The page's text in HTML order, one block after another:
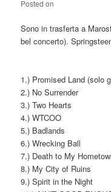
Posted on
Sono in trasferta a
bel concerto).
1.) Promised Land (solo
2.) No Surrender
3.) Two Hearts
4.) WTCOO
5.) Badlands
6.) Wrecking Ball
7.) Death to My
8.) My City of Ruins
9.) Spirit in the Night